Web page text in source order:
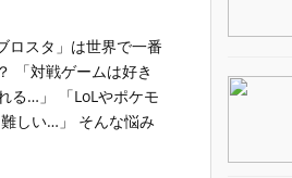
ロスタ」は世界で一番
「対戦ゲームは好き
る…」 「LoLやポケモ
しい…」 そんな悩み